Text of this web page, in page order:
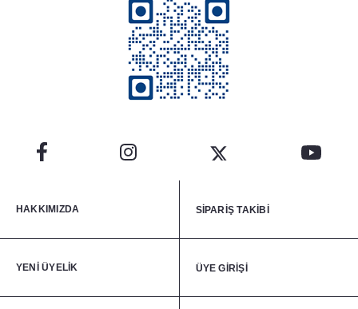
HAKKIMIZDA SİPARİŞ TAKİBİ
YENİ ÜYELİK ÜYE GİRİŞİ